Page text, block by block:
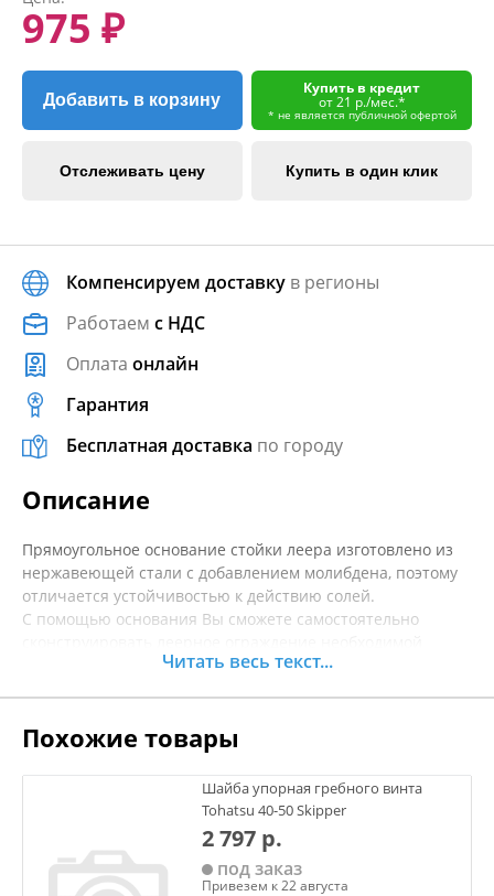
975 ₽
Добавить в корзину
Купить в кредит
от 21 р./мес.*
* не является публичной офертой
Отслеживать цену Купить в один клик
Компенсируем доставку в регионы
Работаем с НДС
Оплата онлайн
Гарантия
Бесплатная доставка по городу
Описание
Прямоугольное основание стойки леера изготовлено из
нержавеющей стали с добавлением молибдена, поэтому
отличается устойчивостью к действию солей.
С помощью основания Вы сможете самостоятельно
конфигурации без применения сварки.
Материал Нержавеющая сталь
Читать весь текст...
Похожие товары
Шайба упорная гребного винта
Tohatsu 40-50 Skipper
2 797 р.
под заказ
Привезем к 22 августа